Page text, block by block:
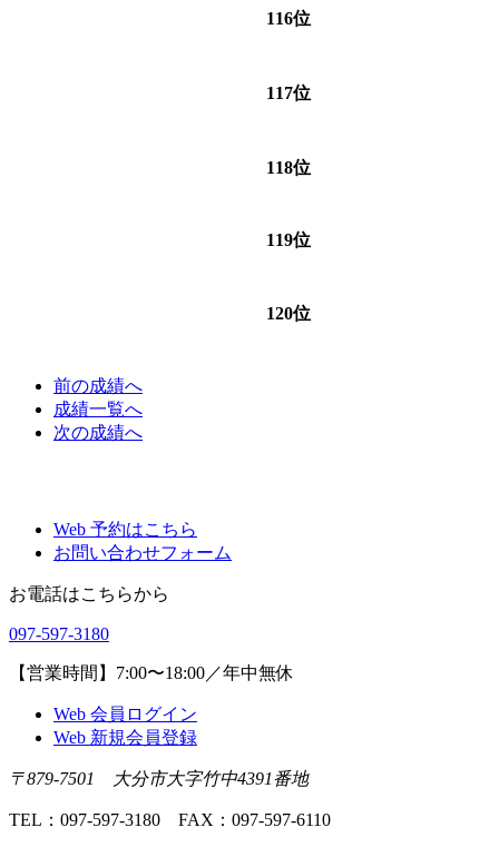
116位
117位
118位
119位
120位
前の成績へ
成績一覧へ
次の成績へ
Web 予約はこちら
お問い合わせフォーム
お電話はこちらから
097-597-3180
【営業時間】7:00〜18:00／年中無休
Web 会員ログイン
Web 新規会員登録
〒879-7501 大分市大字竹中4391番地
TEL：097-597-3180 FAX：097-597-6110